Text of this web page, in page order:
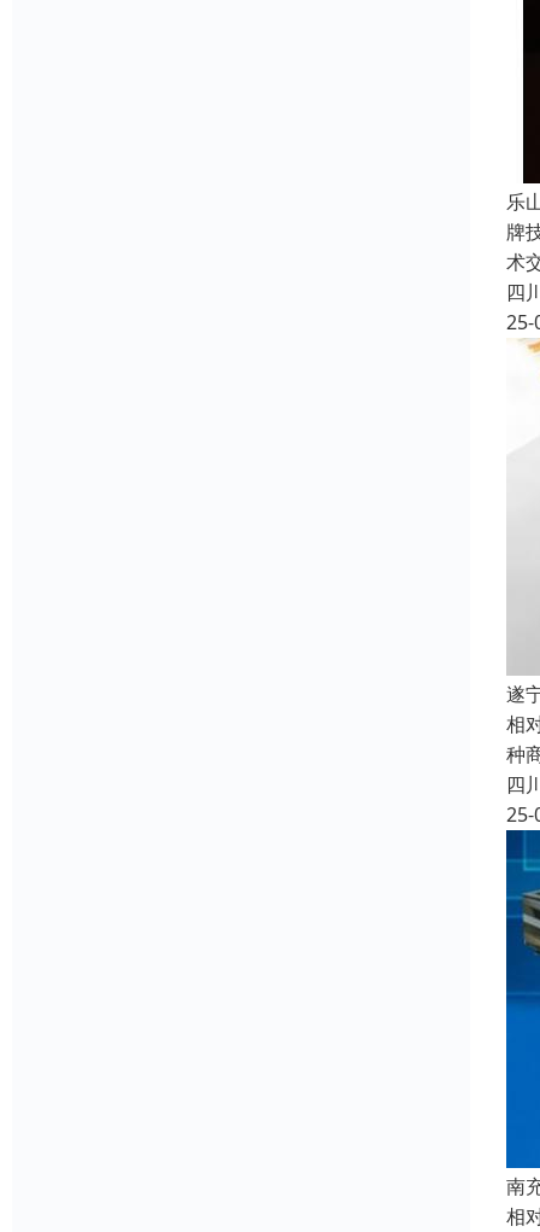
乐
牌
术
四
25-
遂
相
种
四
25-
南
相